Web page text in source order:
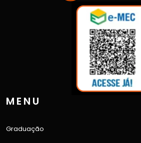
MENU
Graduação